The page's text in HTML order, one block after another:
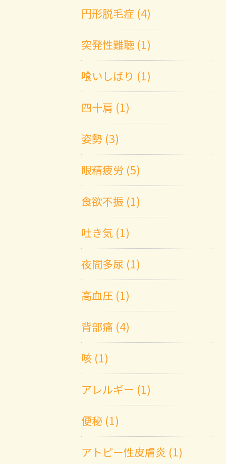
円形脱毛症 (4)
突発性難聴 (1)
喰いしばり (1)
四十肩 (1)
姿勢 (3)
眼精疲労 (5)
食欲不振 (1)
吐き気 (1)
夜間多尿 (1)
高血圧 (1)
背部痛 (4)
咳 (1)
アレルギー (1)
便秘 (1)
アトピー性皮膚炎 (1)